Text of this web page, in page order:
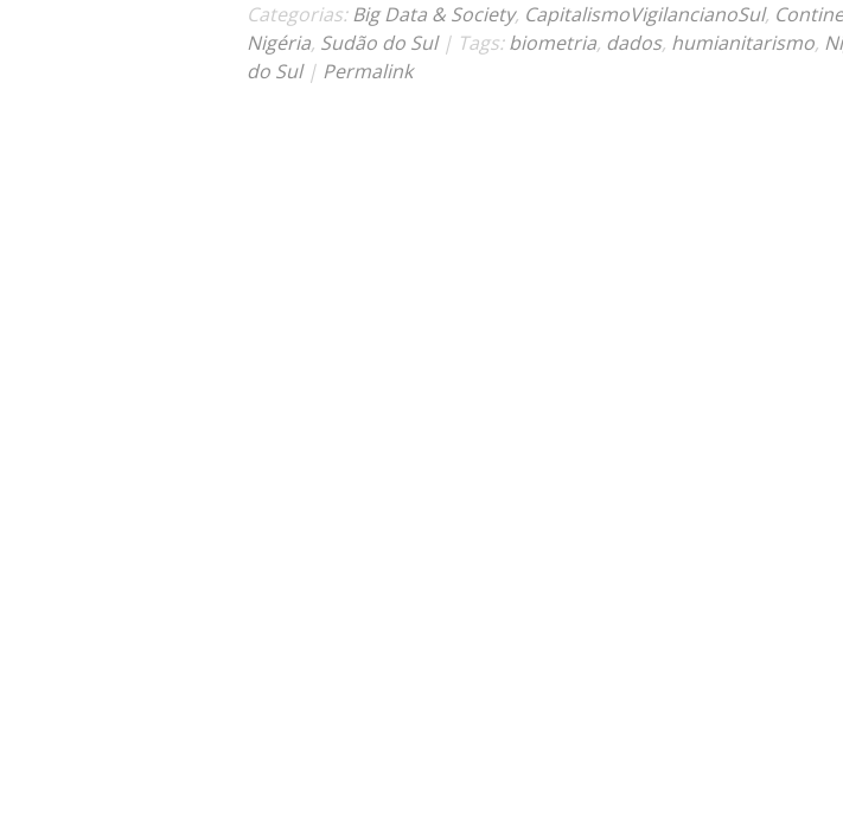
Categorias:Big Data & Society, CapitalismoVigilancianoSul,
Nigéria, Sudão do Sul | Tags:biometria, dados, humianitarismo,
do Sul | Permalink